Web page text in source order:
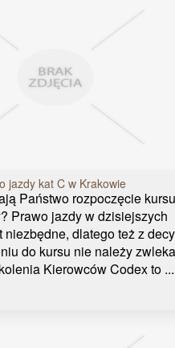
jazdy kat C w Krakowie
Państwo rozpoczęcie kursu
Prawo jazdy w dzisiejszych
niezbędne, dlatego też z
do kursu nie należy
Kierowców Codex to ...